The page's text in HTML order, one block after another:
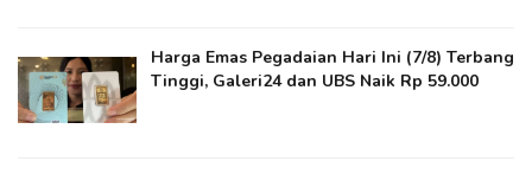
Harga Emas Pegadaian Hari Ini (7/8) Terbang
Tinggi, Galeri24 dan UBS Naik Rp 59.000